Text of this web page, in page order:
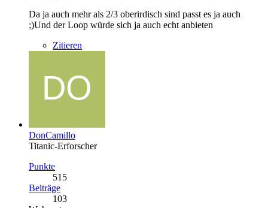
Da ja auch mehr als 2/3 oberirdisch sind passt es ja auch
;)Und der Loop würde sich ja auch echt anbieten
Zitieren
DonCamillo
Titanic-Erforscher
Punkte
515
Beiträge
103